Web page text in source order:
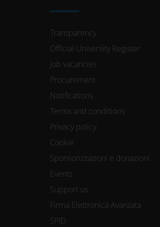
Transparency
Official University Register
Job vacancies
Procurement
Notifications
Terms and conditions
Privacy policy
Cookie
Sponsorizzazioni e donazioni
Events
Support us
Firma Elettronica Avanzata
SPID